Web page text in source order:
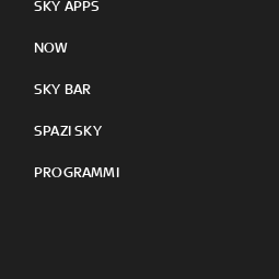
SKY APPS
NOW
SKY BAR
SPAZI SKY
PROGRAMMI